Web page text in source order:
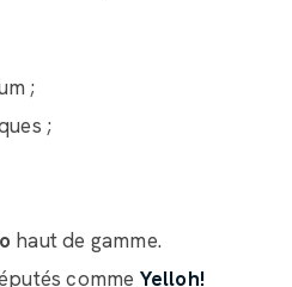
;
;
haut de gamme.
comme Yelloh!